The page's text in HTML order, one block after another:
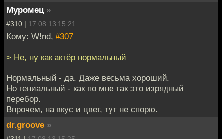
Муромец »
#310 | 17.08.13 15:21
Кому: W!nd, #307
> Не, ну как актёр нормальный
Нормальный - да. Даже весьма хороший.
Но гениальный - как по мне так это изрядный
перебор.
Впрочем, на вкус и цвет, тут не спорю.
dr.groove »